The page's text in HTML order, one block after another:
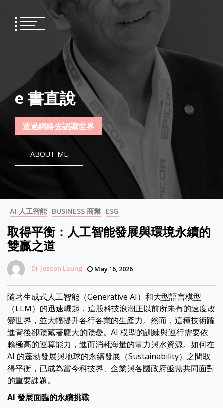
content
e 書直說
透過網絡去認識世界
ABOUT ME
AI 人工智能 BUSINESS 商業 ESG
取得平衡：人工智能發展與環境永續的
雙贏之道
Dr Joseph Leung May 16, 2026
隨著生成式人工智能（Generative AI）和大型語言模型
（LLM）的迅速崛起，這股科技浪潮正以前所未有的速度改
變世界，並大幅提升各行各業的生產力。然而，這種技術躍
進背後卻隱藏著龐大的隱憂。AI 模型的訓練與運行需要依
賴極高的運算能力，進而消耗海量的電力與水資源。如何在
AI 的蓬勃發展與地球的永續發展（Sustainability）之間取
得平衡，已成為當今科技界、企業與各國政府亟需共同面對
的重要課題。
AI 發展面臨的永續挑戰